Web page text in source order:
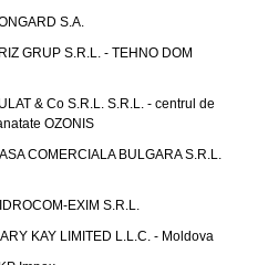
S.A.
GRUP S.R.L. - TEHNO DOM
& Co S.R.L. S.R.L. - centrul de
OZONIS
COMERCIALA BULGARA S.R.L.
EXIM S.R.L.
KAY LIMITED L.L.C. - Moldova